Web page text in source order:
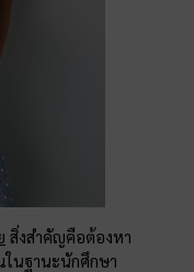
สิ่งสำคัญคือต้องหา
ในฐานะนักศึกษา